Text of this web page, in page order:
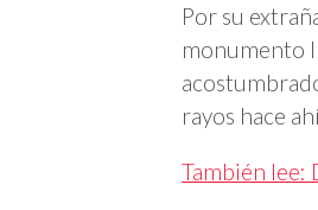
Por su
monumento
rayos hace
También lee: